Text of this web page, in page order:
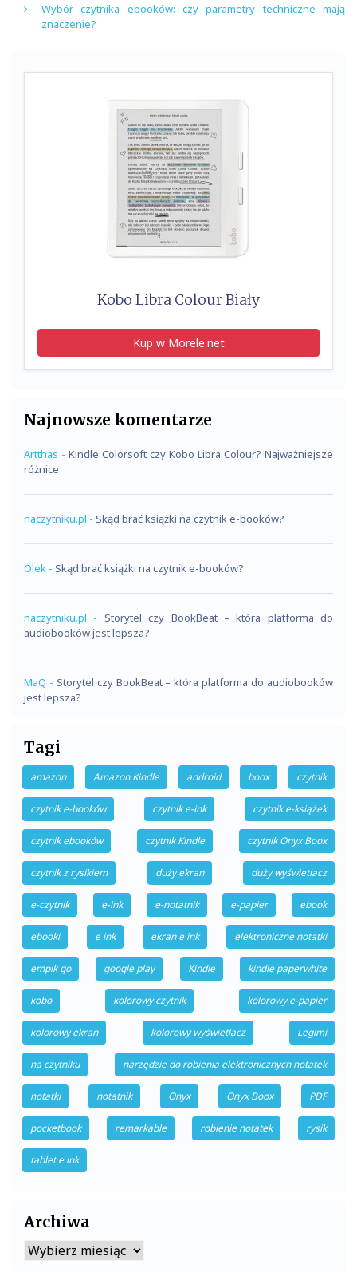
Wybór czytnika ebooków: czy parametry techniczne mają
znaczenie?
Kobo Libra Colour Biały
Kup w Morele.net
Najnowsze komentarze
Artthas - Kindle Colorsoft czy Kobo Libra Colour? Najważniejsze
różnice
naczytniku.pl - Skąd brać książki na czytnik e-booków?
Olek - Skąd brać książki na czytnik e-booków?
naczytniku.pl - Storytel czy BookBeat – która platforma do
audiobooków jest lepsza?
MaQ - Storytel czy BookBeat – która platforma do audiobooków
jest lepsza?
Tagi
amazon Amazon Kindle android boox czytnik
czytnik e-booków czytnik e-ink czytnik e-książek
czytnik ebooków czytnik Kindle czytnik Onyx Boox
czytnik z rysikiem duży ekran duży wyświetlacz
e-czytnik e-ink e-notatnik e-papier ebook
ebooki e ink ekran e ink elektroniczne notatki
empik go google play Kindle kindle paperwhite
kobo kolorowy czytnik kolorowy e-papier
kolorowy ekran kolorowy wyświetlacz Legimi
na czytniku narzędzie do robienia elektronicznych notatek
notatki notatnik Onyx Onyx Boox PDF
pocketbook remarkable robienie notatek rysik
tablet e ink
Archiwa
Archiwa